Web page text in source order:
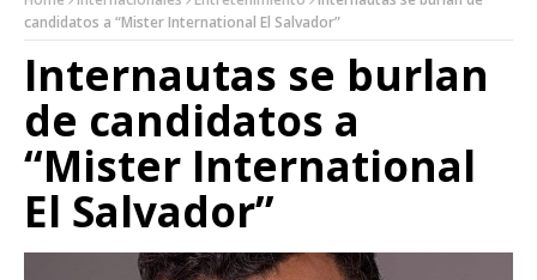
candidatos a “Mister International El Salvador”
Internautas se burlan
de candidatos a
“Mister International
El Salvador”